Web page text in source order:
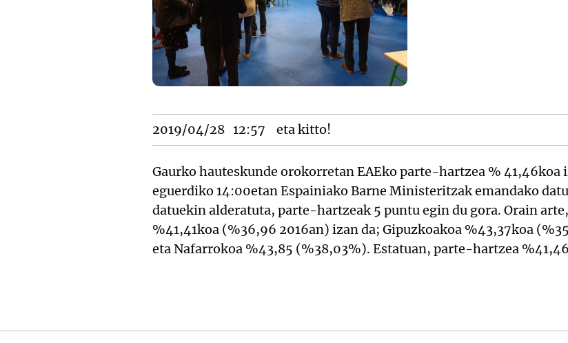
2019/04/28 12:57 eta kitto!
Gaurko hauteskunde orokorretan EAEko parte-hartzea % 41,46koa
eguerdiko 14:00etan Espainiako Barne Ministeritzak emandako
datuekin alderatuta, parte-hartzeak 5 puntu egin du gora. Orain
%41,41koa (%36,96 2016an) izan da; Gipuzkoakoa %43,37koa
eta Nafarrokoa %43,85 (%38,03%). Estatuan, parte-hartzea